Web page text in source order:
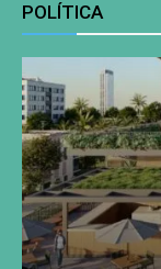
POLÍTICA